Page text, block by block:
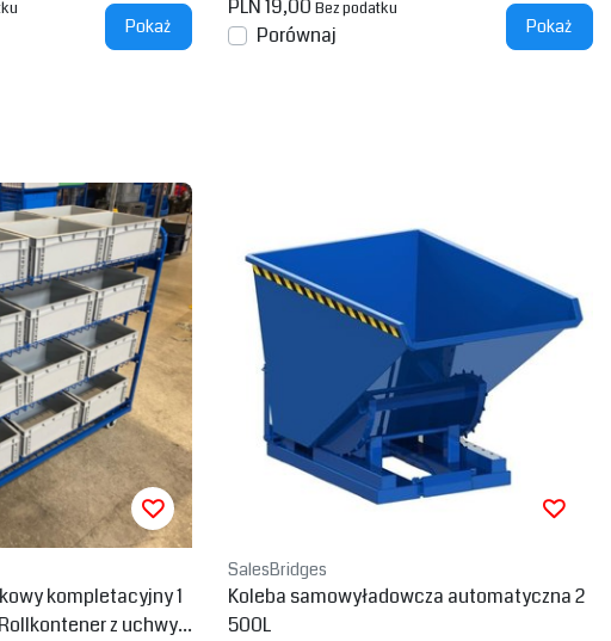
Pokaż
PLN 19,00 Bez podatku
Porównaj Pokaż
kompletacyjny 1
z uchwyt
SalesBridges
Koleba samowyładowcza automatyczna 2
500L